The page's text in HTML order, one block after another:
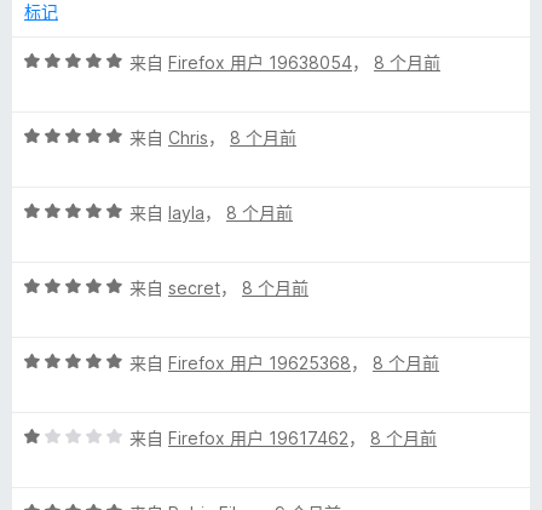
标记
评
/
来自 Firefox 用户 19638054， 8 个月前
评
/
来自 Chris， 8 个月前
评
/
来自 layla， 8 个月前
评
/
来自 secret， 8 个月前
评
/
来自 Firefox 用户 19625368， 8 个月前
评
来自 Firefox 用户 19617462， 8 个月前